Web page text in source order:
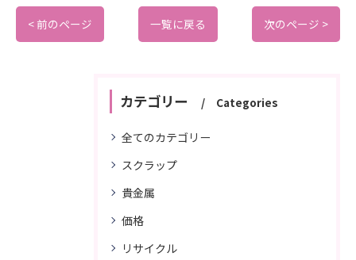
< 前のページ 一覧に戻る 次のページ >
カテゴリー Categories
全てのカテゴリー
スクラップ
貴金属
価格
リサイクル